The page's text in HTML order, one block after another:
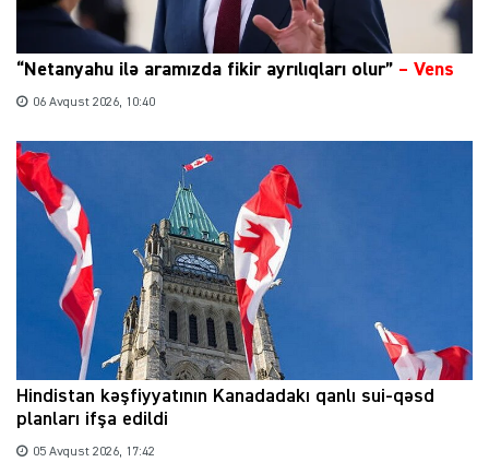
“Netanyahu ilə aramızda fikir ayrılıqları olur” – Vens
06 Avqust 2026, 10:40
Hindistan kəşfiyyatının Kanadadakı qanlı sui-qəsd
planları ifşa edildi
05 Avqust 2026, 17:42